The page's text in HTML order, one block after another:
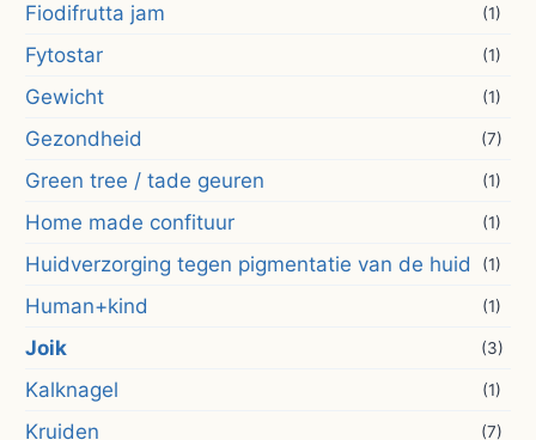
Fiodifrutta jam (1)
Fytostar (1)
Gewicht (1)
Gezondheid (7)
Green tree / tade geuren (1)
Home made confituur (1)
Huidverzorging tegen pigmentatie van de huid (1)
Human+kind (1)
Joik (3)
Kalknagel (1)
Kruiden (7)